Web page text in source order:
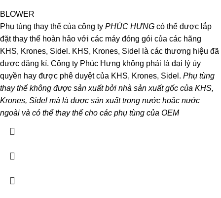
BLOWER
Phụ tùng thay thế của công ty PHÚC HƯNG có thể được lắp
đặt thay thế hoàn hảo với các máy đóng gói của các hãng
KHS, Krones, Sidel. KHS, Krones, Sidel là các thương hiệu đã
được đăng kí. Công ty Phúc Hưng không phải là đại lý ủy
quyền hay được phê duyệt của KHS, Krones, Sidel. Phụ tùng
thay thế không được sản xuất bởi nhà sản xuất gốc của KHS,
Krones, Sidel mà là được sản xuất trong nước hoặc nước
ngoài và có thể thay thế cho các phụ tùng của OEM